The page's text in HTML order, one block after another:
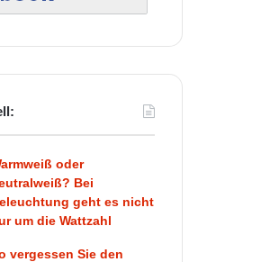
oder
Bei
geht es nicht
um die Wattzahl
vergessen Sie den